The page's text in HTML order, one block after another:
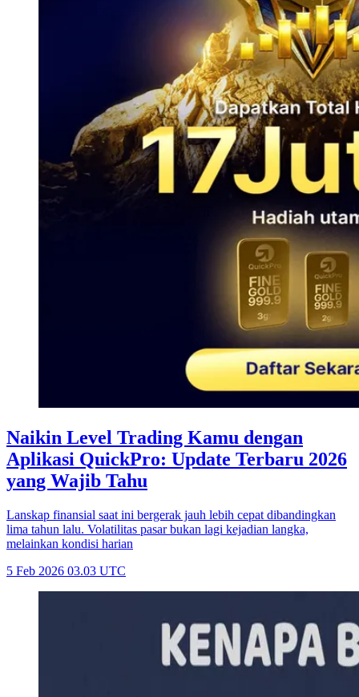
Naikin Level Trading Kamu dengan
Aplikasi QuickPro: Update Terbaru 2026
yang Wajib Tahu
Lanskap finansial saat ini bergerak jauh lebih cepat dibandingkan
lima tahun lalu. Volatilitas pasar bukan lagi kejadian langka,
melainkan kondisi harian
5 Feb 2026 03.03 UTC